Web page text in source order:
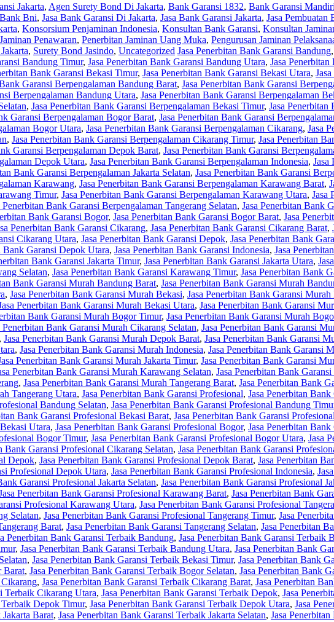
Jakarta, Agen Surety Bond Di Jakarta, Bank Garansi 1832, Bank Garansi
Bni, Jasa Bank Garansi Di Jakarta, Jasa Bank Garansi Jakarta, Jasa Pembuatan
, Konsorsium Penjaminan Indonesia, Konsultan Bank Garansi, Konsultan
Penawaran, Penerbitan Jaminan Uang Muka, Pengurusan Jaminan
, Surety Bond Jasindo, Uncategorized Jasa Penerbitan Bank Garansi Bandung,
Bandung Timur, Jasa Penerbitan Bank Garansi Bandung Utara, Jasa
Bank Garansi Bekasi Timur, Jasa Penerbitan Bank Garansi Bekasi Utara,
Garansi Berpengalaman Bandung Barat, Jasa Penerbitan Bank Garansi
Berpengalaman Bandung Utara, Jasa Penerbitan Bank Garansi Berpengalaman
, Jasa Penerbitan Bank Garansi Berpengalaman Bekasi Timur, Jasa Penerbitan
Garansi Berpengalaman Bogor Barat, Jasa Penerbitan Bank Garansi
Bogor Utara, Jasa Penerbitan Bank Garansi Berpengalaman Cikarang, Jasa
, Jasa Penerbitan Bank Garansi Berpengalaman Cikarang Timur, Jasa Penerbitan
Garansi Berpengalaman Depok Barat, Jasa Penerbitan Bank Garansi
Depok Utara, Jasa Penerbitan Bank Garansi Berpengalaman Indonesia, Jasa
Bank Garansi Berpengalaman Jakarta Selatan, Jasa Penerbitan Bank Garansi
Karawang, Jasa Penerbitan Bank Garansi Berpengalaman Karawang Barat,
Timur, Jasa Penerbitan Bank Garansi Berpengalaman Karawang Utara, Jasa
Penerbitan Bank Garansi Berpengalaman Tangerang Selatan, Jasa Penerbitan Bank
Bank Garansi Bogor, Jasa Penerbitan Bank Garansi Bogor Barat, Jasa
Penerbitan Bank Garansi Cikarang, Jasa Penerbitan Bank Garansi Cikarang Barat,
Cikarang Utara, Jasa Penerbitan Bank Garansi Depok, Jasa Penerbitan Bank
Bank Garansi Depok Utara, Jasa Penerbitan Bank Garansi Indonesia, Jasa
Bank Garansi Jakarta Timur, Jasa Penerbitan Bank Garansi Jakarta Utara,
Selatan, Jasa Penerbitan Bank Garansi Karawang Timur, Jasa Penerbitan Bank
Bank Garansi Murah Bandung Barat, Jasa Penerbitan Bank Garansi Murah
, Jasa Penerbitan Bank Garansi Murah Bekasi, Jasa Penerbitan Bank Garansi
Penerbitan Bank Garansi Murah Bekasi Utara, Jasa Penerbitan Bank Garansi
Bank Garansi Murah Bogor Timur, Jasa Penerbitan Bank Garansi Murah
Penerbitan Bank Garansi Murah Cikarang Selatan, Jasa Penerbitan Bank Garansi
, Jasa Penerbitan Bank Garansi Murah Depok Barat, Jasa Penerbitan Bank Garansi
, Jasa Penerbitan Bank Garansi Murah Indonesia, Jasa Penerbitan Bank Garansi
Penerbitan Bank Garansi Murah Jakarta Timur, Jasa Penerbitan Bank Garansi
Penerbitan Bank Garansi Murah Karawang Selatan, Jasa Penerbitan Bank
, Jasa Penerbitan Bank Garansi Murah Tangerang Barat, Jasa Penerbitan Bank
Tangerang Utara, Jasa Penerbitan Bank Garansi Profesional, Jasa Penerbitan
Bandung Selatan, Jasa Penerbitan Bank Garansi Profesional Bandung
Bank Garansi Profesional Bekasi Barat, Jasa Penerbitan Bank Garansi
Utara, Jasa Penerbitan Bank Garansi Profesional Bogor, Jasa Penerbitan
Bogor Timur, Jasa Penerbitan Bank Garansi Profesional Bogor Utara, Jasa
Bank Garansi Profesional Cikarang Selatan, Jasa Penerbitan Bank Garansi
Depok, Jasa Penerbitan Bank Garansi Profesional Depok Barat, Jasa Penerbitan
Profesional Depok Utara, Jasa Penerbitan Bank Garansi Profesional Indonesia,
Garansi Profesional Jakarta Selatan, Jasa Penerbitan Bank Garansi Profesional
Penerbitan Bank Garansi Profesional Karawang Barat, Jasa Penerbitan Bank
Profesional Karawang Utara, Jasa Penerbitan Bank Garansi Profesional
Selatan, Jasa Penerbitan Bank Garansi Profesional Tangerang Timur, Jasa
Barat, Jasa Penerbitan Bank Garansi Tangerang Selatan, Jasa Penerbitan
Penerbitan Bank Garansi Terbaik Bandung, Jasa Penerbitan Bank Garansi Terbaik
, Jasa Penerbitan Bank Garansi Terbaik Bandung Utara, Jasa Penerbitan Bank
, Jasa Penerbitan Bank Garansi Terbaik Bekasi Timur, Jasa Penerbitan Bank
Barat, Jasa Penerbitan Bank Garansi Terbaik Bogor Selatan, Jasa Penerbitan Bank
, Jasa Penerbitan Bank Garansi Terbaik Cikarang Barat, Jasa Penerbitan
Terbaik Cikarang Utara, Jasa Penerbitan Bank Garansi Terbaik Depok, Jasa
Terbaik Depok Timur, Jasa Penerbitan Bank Garansi Terbaik Depok Utara, Jasa
Barat, Jasa Penerbitan Bank Garansi Terbaik Jakarta Selatan, Jasa